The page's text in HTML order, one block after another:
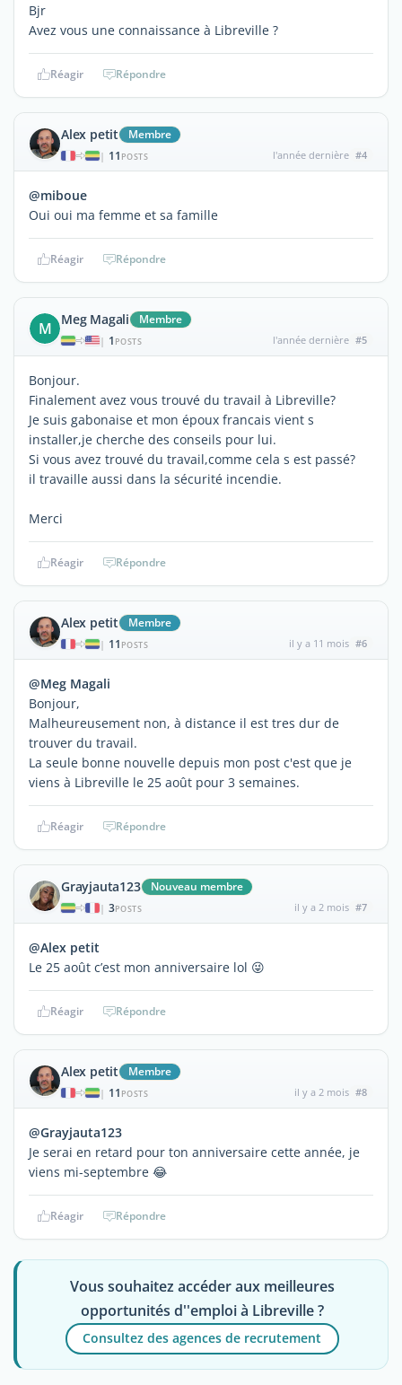
Bjr
Avez vous une connaissance à Libreville ?
Réagir Répondre
Alex petit Membre
| 11 POSTS l'année dernière #4
@miboue
Oui oui ma femme et sa famille
Réagir Répondre
M Meg Magali Membre
| 1 POSTS l'année dernière #5
Bonjour.
Finalement avez vous trouvé du travail à Libreville?
Je suis gabonaise et mon époux francais vient s
installer,je cherche des conseils pour lui.
Si vous avez trouvé du travail,comme cela s est passé?
il travaille aussi dans la sécurité incendie.
Merci
Réagir Répondre
Alex petit Membre
| 11 POSTS il y a 11 mois #6
@Meg Magali
Bonjour,
Malheureusement non, à distance il est tres dur de
trouver du travail.
La seule bonne nouvelle depuis mon post c'est que je
viens à Libreville le 25 août pour 3 semaines.
Réagir Répondre
Grayjauta123 Nouveau membre
| 3POSTS il y a 2 mois #7
@Alex petit
Le 25 août c’est mon anniversaire lol 😜
Réagir Répondre
Alex petit Membre
| 11 POSTS il y a 2 mois #8
@Grayjauta123
Je serai en retard pour ton anniversaire cette année, je
viens mi-septembre 😂
Réagir Répondre
Vous souhaitez accéder aux meilleures
opportunités d''emploi à Libreville ?
Consultez des agences de recrutement